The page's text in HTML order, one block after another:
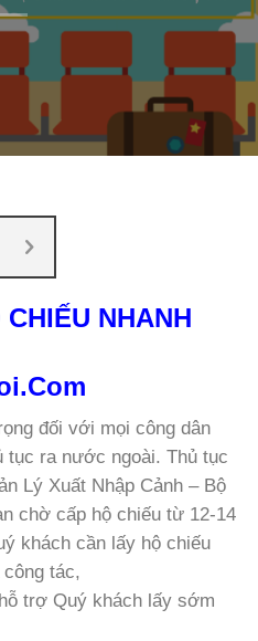
NHANH
đối với mọi công dân
tục ra nước ngoài. Thủ tục
Lý Xuất Nhập Cảnh – Bộ
chờ cấp hộ chiếu từ 12-14
khách cần lấy hộ chiếu
tác,
hỗ trợ Quý khách lấy sớm